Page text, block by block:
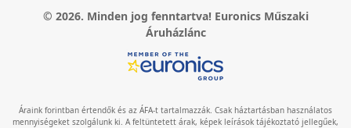
© 2026. Minden jog fenntartva! Euronics Műszaki
Áruházlánc
Áraink forintban értendők és az ÁFA-t tartalmazzák. Csak háztartásban használatos
mennyiségeket szolgálunk ki. A feltüntetett árak, képek leírások tájékoztató jellegűek,